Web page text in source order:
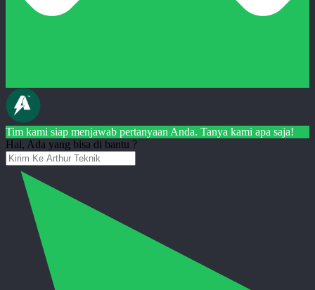
Tim kami siap menjawab pertanyaan Anda. Tanya kami apa saja!
Hai, Ada yang bisa di bantu ?